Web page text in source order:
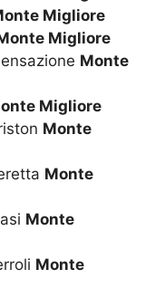
Migliore
Migliore
Monte
Migliore
Monte
Monte
Monte
Monte